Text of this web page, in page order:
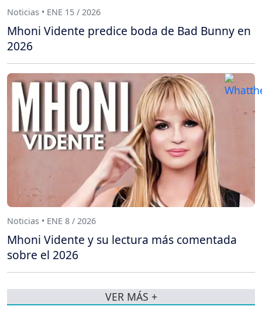
Noticias • ENE 15 / 2026
Mhoni Vidente predice boda de Bad Bunny en
2026
Noticias • ENE 8 / 2026
Mhoni Vidente y su lectura más comentada
sobre el 2026
VER MÁS +